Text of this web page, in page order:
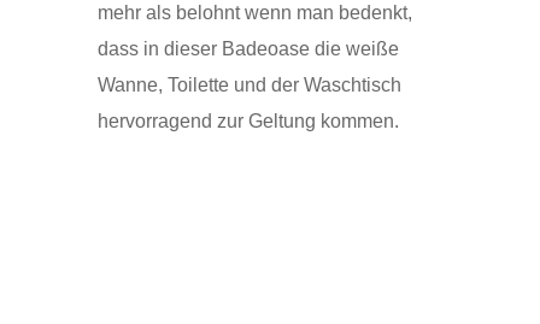
mehr als belohnt wenn man bedenkt,
dass in dieser Badeoase die weiße
Wanne, Toilette und der Waschtisch
hervorragend zur Geltung kommen.